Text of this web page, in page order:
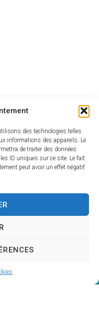
des technologies telles
informations des appareils. Le
de traiter des données
ID uniques sur ce site. Le fait
peut avoir un effet négatif